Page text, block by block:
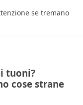
se tremano
tuoni?
cose strane